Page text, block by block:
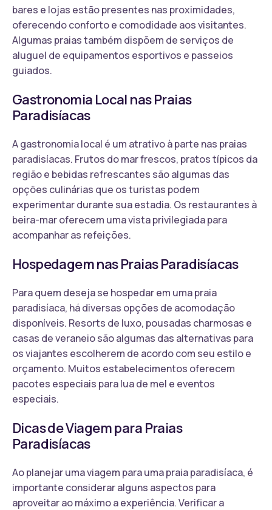
bares e lojas estão presentes nas proximidades,
oferecendo conforto e comodidade aos visitantes.
Algumas praias também dispõem de serviços de
aluguel de equipamentos esportivos e passeios
guiados.
Gastronomia Local nas Praias
Paradisíacas
A gastronomia local é um atrativo à parte nas praias
paradisíacas. Frutos do mar frescos, pratos típicos da
região e bebidas refrescantes são algumas das
opções culinárias que os turistas podem
experimentar durante sua estadia. Os restaurantes à
beira-mar oferecem uma vista privilegiada para
acompanhar as refeições.
Hospedagem nas Praias Paradisíacas
Para quem deseja se hospedar em uma praia
paradisíaca, há diversas opções de acomodação
disponíveis. Resorts de luxo, pousadas charmosas e
casas de veraneio são algumas das alternativas para
os viajantes escolherem de acordo com seu estilo e
orçamento. Muitos estabelecimentos oferecem
pacotes especiais para lua de mel e eventos
especiais.
Dicas de Viagem para Praias
Paradisíacas
Ao planejar uma viagem para uma praia paradisíaca, é
importante considerar alguns aspectos para
aproveitar ao máximo a experiência. Verificar a